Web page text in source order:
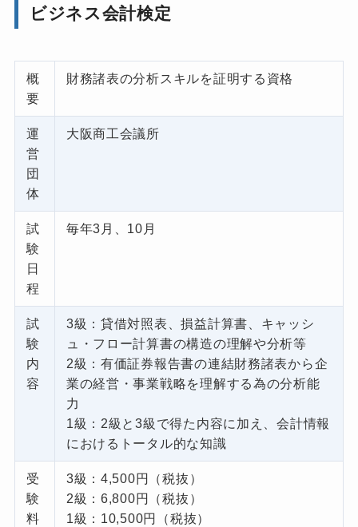
ビジネス会計検定
概
要
財務諸表の分析スキルを証明する資格
運
営
団
体
大阪商工会議所
試
験
日
程
毎年3月、10月
試
験
内
容
3級：貸借対照表、損益計算書、キャッシ
ュ・フロー計算書の構造の理解や分析等
2級：有価証券報告書の連結財務諸表から企
業の経営・事業戦略を理解する為の分析能
力
1級：2級と3級で得た内容に加え、会計情報
におけるトータル的な知識
受
験
料
3級：4,500円（税抜）
2級：6,800円（税抜）
1級：10,500円（税抜）